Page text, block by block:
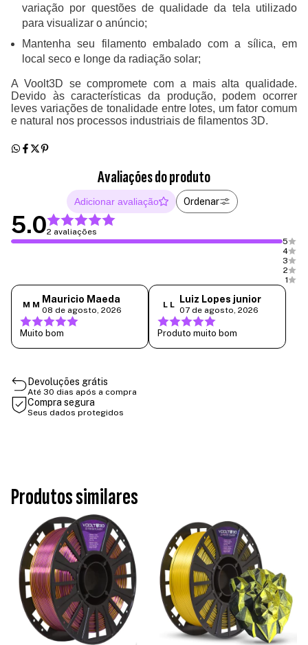
variação por questões de qualidade da tela utilizado
para visualizar o anúncio;
Mantenha seu filamento embalado com a sílica, em
local seco e longe da radiação solar;
A Voolt3D se compromete com a mais alta qualidade.
Devido às características da produção, podem ocorrer
leves variações de tonalidade entre lotes, um fator comum
e natural nos processos industriais de filamentos 3D.
Avaliações do produto
Adicionar avaliação Ordenar
5.02 avaliações
5
4
3
2
1
M M Mauricio Maeda
08 de agosto, 2026
Muito bom
L L Luiz Lopes junior
07 de agosto, 2026
Produto muito bom
Devoluções grátis
Até 30 dias após a compra
Compra segura
Seus dados protegidos
Produtos similares